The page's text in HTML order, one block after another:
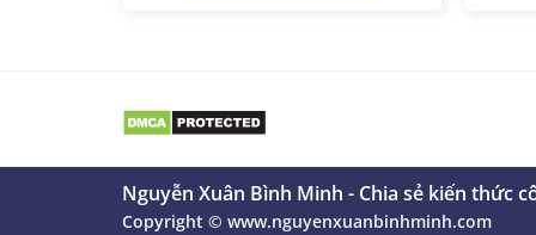
Nguyễn Xuân Bình Minh - Chia sẻ kiến thức
Copyright © www.nguyenxuanbinhminh.com